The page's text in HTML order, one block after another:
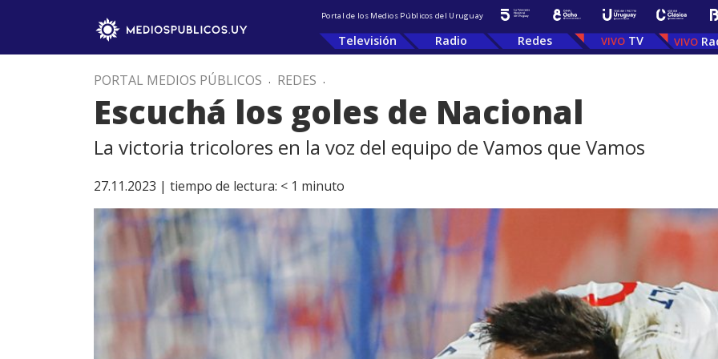
Portal de los Medios Públicos del Uruguay
Televisión Radio Redes TV
PORTAL MEDIOS PÚBLICOS . REDES .
Escuchá los goles de Nacional
La victoria tricolores en la voz del equipo de Vamos que Vamos
27.11.2023 | tiempo de lectura: < 1 minuto